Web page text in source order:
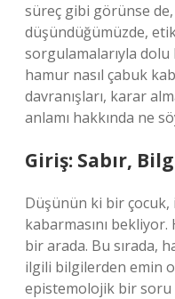
süreç gibi görünse
düşündüğümüzde,
sorgulamalarıyla
hamur nasıl çabuk
davranışları, karar
anlamı hakkında ne
Giriş: Sabır,
Düşünün ki bir çocuk,
kabarmasını bekliyor.
bir arada. Bu sırada,
ilgili bilgilerden emin
epistemolojik bir soru